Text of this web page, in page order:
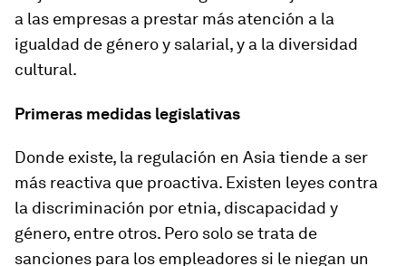
a las empresas a prestar más atención a la
igualdad de género y salarial, y a la diversidad
cultural.
Primeras medidas legislativas
Donde existe, la regulación en Asia tiende a ser
más reactiva que proactiva. Existen leyes contra
la discriminación por etnia, discapacidad y
género, entre otros. Pero solo se trata de
sanciones para los empleadores si le niegan un